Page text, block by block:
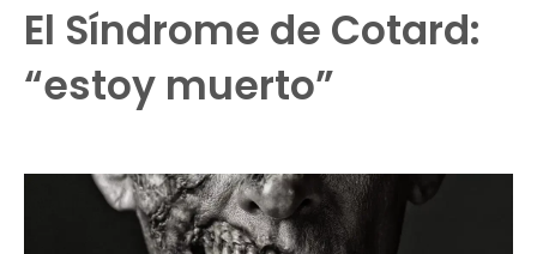
El Síndrome de Cotard:
“estoy muerto”